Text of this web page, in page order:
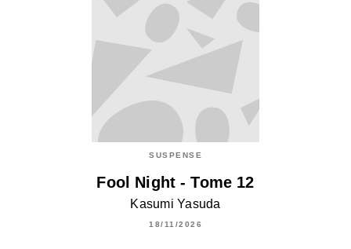
SUSPENSE
Fool Night - Tome 12
Kasumi Yasuda
18/11/2026